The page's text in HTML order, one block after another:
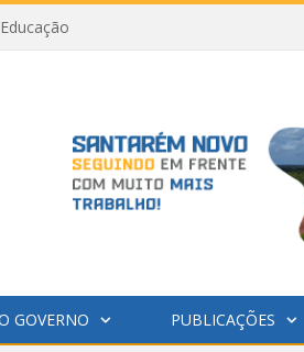
GOVERNO PUBLICAÇÕES